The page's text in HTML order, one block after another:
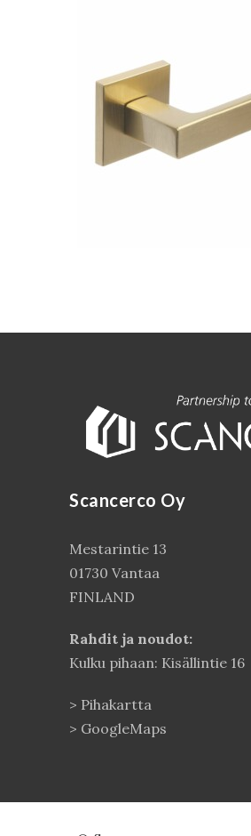
Scancerco Oy
Mestarintie 13
01730 Vantaa
FINLAND
Rahdit ja noudot:
Kulku pihaan: Kisällintie 16
> Pihakartta
> GoogleMaps